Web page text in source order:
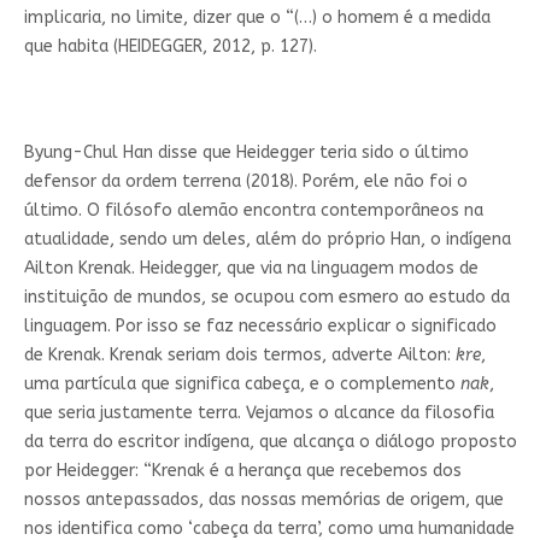
implicaria, no limite, dizer que o “(…) o homem é a medida
que habita (HEIDEGGER, 2012, p. 127).
Byung-Chul Han disse que Heidegger teria sido o último
defensor da ordem terrena (2018). Porém, ele não foi o
último. O filósofo alemão encontra contemporâneos na
atualidade, sendo um deles, além do próprio Han, o indígena
Ailton Krenak. Heidegger, que via na linguagem modos de
instituição de mundos, se ocupou com esmero ao estudo da
linguagem. Por isso se faz necessário explicar o significado
de Krenak. Krenak seriam dois termos, adverte Ailton: kre,
uma partícula que significa cabeça, e o complemento nak,
que seria justamente terra. Vejamos o alcance da filosofia
da terra do escritor indígena, que alcança o diálogo proposto
por Heidegger: “Krenak é a herança que recebemos dos
nossos antepassados, das nossas memórias de origem, que
nos identifica como ‘cabeça da terra’, como uma humanidade